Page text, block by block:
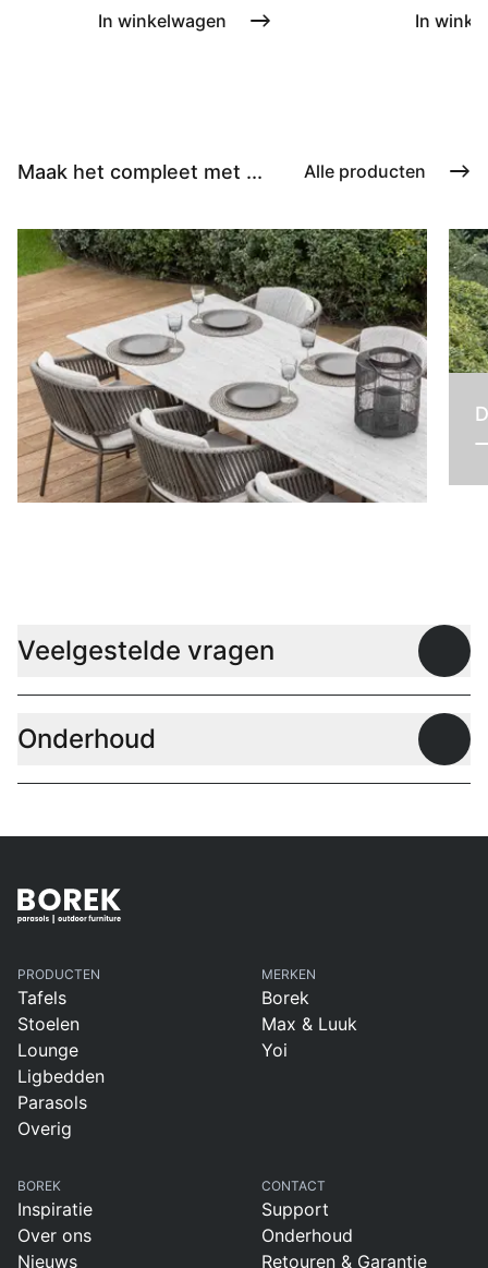
In winkelwagen In
Maak het compleet met ... Alle producten
Veelgestelde vragen
Onderhoud
PRODUCTEN
Tafels
Stoelen
Lounge
Ligbedden
Parasols
Overig
MERKEN
Borek
Max & Luuk
Yoi
BOREK
Inspiratie
Over ons
Nieuws
CONTACT
Support
Onderhoud
Retouren & Garantie